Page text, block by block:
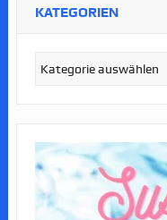
KATEGORIEN